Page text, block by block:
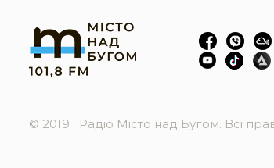
© 2019 Радіо Місто над Бугом. Всі